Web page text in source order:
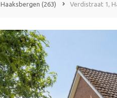
Haaksbergen (263) Verdistraat 1,